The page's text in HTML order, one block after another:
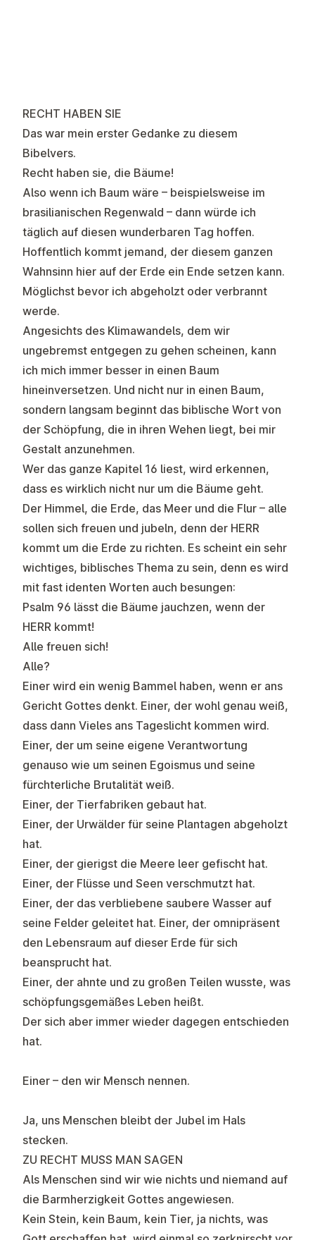
RECHT HABEN SIE
Das war mein erster Gedanke zu diesem
Bibelvers.
Recht haben sie, die Bäume!
Also wenn ich Baum wäre – beispielsweise im
brasilianischen Regenwald – dann würde ich
täglich auf diesen wunderbaren Tag hoffen.
Hoffentlich kommt jemand, der diesem ganzen
Wahnsinn hier auf der Erde ein Ende setzen kann.
Möglichst bevor ich abgeholzt oder verbrannt
werde.
Angesichts des Klimawandels, dem wir
ungebremst entgegen zu gehen scheinen, kann
ich mich immer besser in einen Baum
hineinversetzen. Und nicht nur in einen Baum,
sondern langsam beginnt das biblische Wort von
der Schöpfung, die in ihren Wehen liegt, bei mir
Gestalt anzunehmen.
Wer das ganze Kapitel 16 liest, wird erkennen,
dass es wirklich nicht nur um die Bäume geht.
Der Himmel, die Erde, das Meer und die Flur – alle
sollen sich freuen und jubeln, denn der HERR
kommt um die Erde zu richten. Es scheint ein sehr
wichtiges, biblisches Thema zu sein, denn es wird
mit fast identen Worten auch besungen:
Psalm 96 lässt die Bäume jauchzen, wenn der
HERR kommt!
Alle freuen sich!
Alle?
Einer wird ein wenig Bammel haben, wenn er ans
Gericht Gottes denkt. Einer, der wohl genau weiß,
dass dann Vieles ans Tageslicht kommen wird.
Einer, der um seine eigene Verantwortung
genauso wie um seinen Egoismus und seine
fürchterliche Brutalität weiß.
Einer, der Tierfabriken gebaut hat.
Einer, der Urwälder für seine Plantagen abgeholzt
hat.
Einer, der gierigst die Meere leer gefischt hat.
Einer, der Flüsse und Seen verschmutzt hat.
Einer, der das verbliebene saubere Wasser auf
seine Felder geleitet hat. Einer, der omnipräsent
den Lebensraum auf dieser Erde für sich
beansprucht hat.
Einer, der ahnte und zu großen Teilen wusste, was
schöpfungsgemäßes Leben heißt.
Der sich aber immer wieder dagegen entschieden
hat.
Einer – den wir Mensch nennen.
Ja, uns Menschen bleibt der Jubel im Hals
stecken.
ZU RECHT MUSS MAN SAGEN
Als Menschen sind wir wie nichts und niemand auf
die Barmherzigkeit Gottes angewiesen.
Kein Stein, kein Baum, kein Tier, ja nichts, was